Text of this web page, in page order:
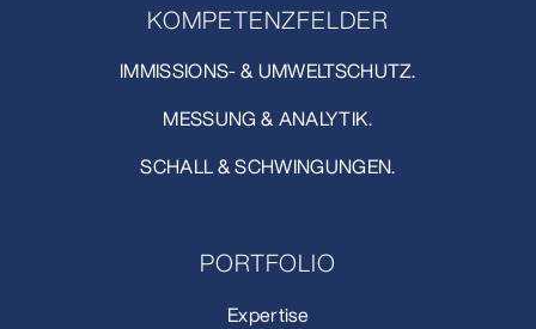
KOMPETENZFELDER
IMMISSIONS- & UMWELTSCHUTZ.
MESSUNG & ANALYTIK.
SCHALL & SCHWINGUNGEN.
PORTFOLIO
Expertise